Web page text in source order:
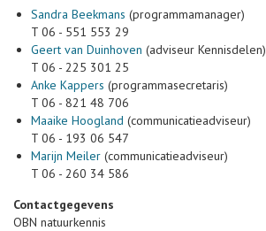
Sandra Beekmans (programmamanager)
T 06 - 551 553 29
Geert van Duinhoven (adviseur Kennisdelen)
T 06 - 225 301 25
Anke Kappers (programmasecretaris)
T 06 - 821 48 706
Maaike Hoogland (communicatieadviseur)
T 06 - 193 06 547
Marijn Meiler (communicatieadviseur)
T 06 - 260 34 586
Contactgegevens
OBN natuurkennis